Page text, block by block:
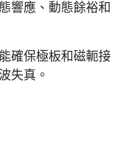
響應、動態餘裕和
確保極板和磁軛接
失真。